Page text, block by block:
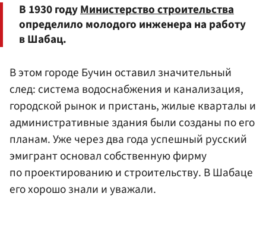
В 1930 годуМинистерство строительства
определило молодого инженера на работу
в Шабац.
В этом городе Бучин оставил значительный
след: система водоснабжения и канализация,
городской рынок и пристань, жилые кварталы и
административные здания были созданы по его
планам. Уже через два года успешный русский
эмигрант основал собственную фирму
по проектированию и строительству. В Шабаце
его хорошо знали и уважали.